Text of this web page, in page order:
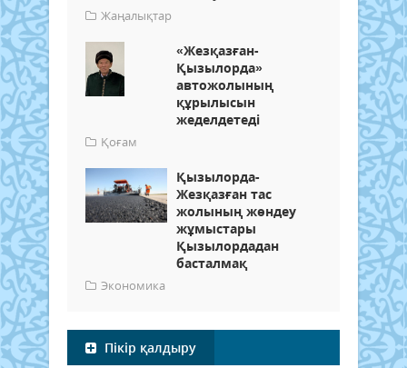
Жаңалықтар
«Жезқазған-
Қызылорда»
автожолының
құрылысын
жеделдетеді
Қоғам
Қызылорда-
Жезқазған тас
жолының жөндеу
жұмыстары
Қызылордадан
басталмақ
Экономика
Пікір қалдыру